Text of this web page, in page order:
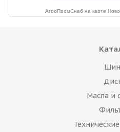
АгроПромСнаб на карте
Масла и